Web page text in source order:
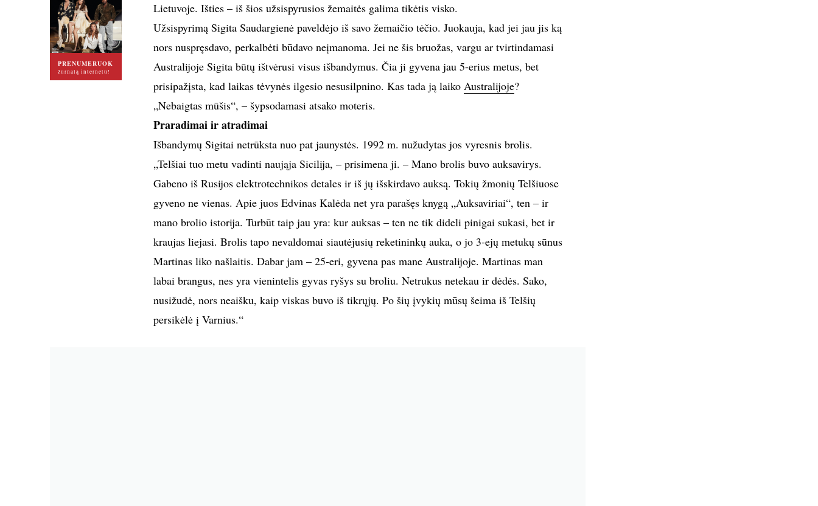
PRENUMERUOK
žurnalą internetu!
Lietuvoje. Išties – iš šios užsispyrusios žemaitės galima tikėtis visko.
Užsispyrimą Sigita Saudargienė paveldėjo iš savo žemaičio tėčio. Juokauja, kad jei jau jis ką
nors nuspręsdavo, perkalbėti būdavo neįmanoma. Jei ne šis bruožas, vargu ar tvirtindamasi
Australijoje Sigita būtų ištvėrusi visus išbandymus. Čia ji gyvena jau 5-erius metus, bet
prisipažįsta, kad laikas tėvynės ilgesio nesusilpnino. Kas tada ją laiko Australijoje?
„Nebaigtas mūšis“, – šypsodamasi atsako moteris.
Praradimai ir atradimai
Išbandymų Sigitai netrūksta nuo pat jaunystės. 1992 m. nužudytas jos vyresnis brolis.
„Telšiai tuo metu vadinti naująja Sicilija, – prisimena ji. – Mano brolis buvo auksavirys.
Gabeno iš Rusijos elektrotechnikos detales ir iš jų išskirdavo auksą. Tokių žmonių Telšiuose
gyveno ne vienas. Apie juos Edvinas Kalėda net yra parašęs knygą „Auksaviriai“, ten – ir
mano brolio istorija. Turbūt taip jau yra: kur auksas – ten ne tik dideli pinigai sukasi, bet ir
kraujas liejasi. Brolis tapo nevaldomai siautėjusių reketininkų auka, o jo 3-ejų metukų sūnus
Martinas liko našlaitis. Dabar jam – 25-eri, gyvena pas mane Australijoje. Martinas man
labai brangus, nes yra vienintelis gyvas ryšys su broliu. Netrukus netekau ir dėdės. Sako,
nusižudė, nors neaišku, kaip viskas buvo iš tikrųjų. Po šių įvykių mūsų šeima iš Telšių
persikėlė į Varnius.“